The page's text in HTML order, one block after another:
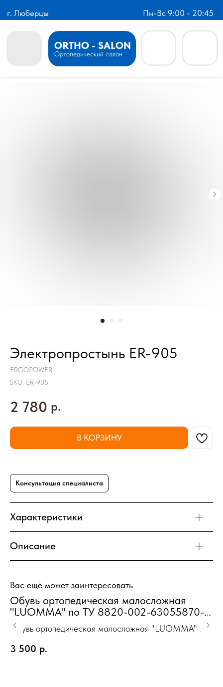
г. Люберцы Пн-Вс 9:00 - 20:45
ORTHO - SALON
Ортопедический салон
Электропростынь ER-905
ERGOPOWER
SKU: ER-905
2 780 р.
В КОРЗИНУ
Консультация специалиста
Характеристики
Описание
Вас ещё может заинтересовать
Обувь ортопедическая малосложная
"LUOMMA" по ТУ 8820-002-63055870-
2013 серийного производства Туфли
домашние Унисекс маус M(40-41)
Обувь ортопедическая малосложная "LUOMMA" по
производства Туфли домашние Унисекс маус M(40-
3 500 р.